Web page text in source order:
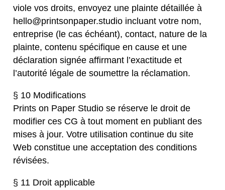
viole vos droits, envoyez une plainte détaillée à
hello@printsonpaper.studio incluant votre nom,
entreprise (le cas échéant), contact, nature de la
plainte, contenu spécifique en cause et une
déclaration signée affirmant l’exactitude et
l’autorité légale de soumettre la réclamation.
§ 10 Modifications
Prints on Paper Studio se réserve le droit de
modifier ces CG à tout moment en publiant des
mises à jour. Votre utilisation continue du site
Web constitue une acceptation des conditions
révisées.
§ 11 Droit applicable